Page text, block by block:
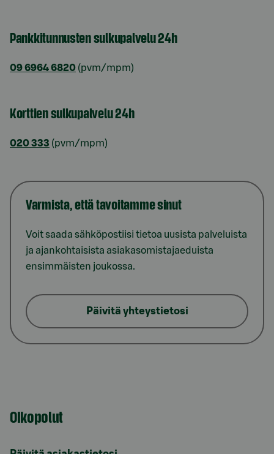
Pankkitunnusten sulkupalvelu 24h
09 6964 6820 (pvm/mpm)
Korttien sulkupalvelu 24h
020 333 (pvm/mpm)
Varmista, että tavoitamme sinut
Voit saada sähköpostiisi tietoa uusista palveluista
ja ajankohtaisista asiakasomistajaeduista
ensimmäisten joukossa.
Päivitä yhteystietosi
Oikopolut